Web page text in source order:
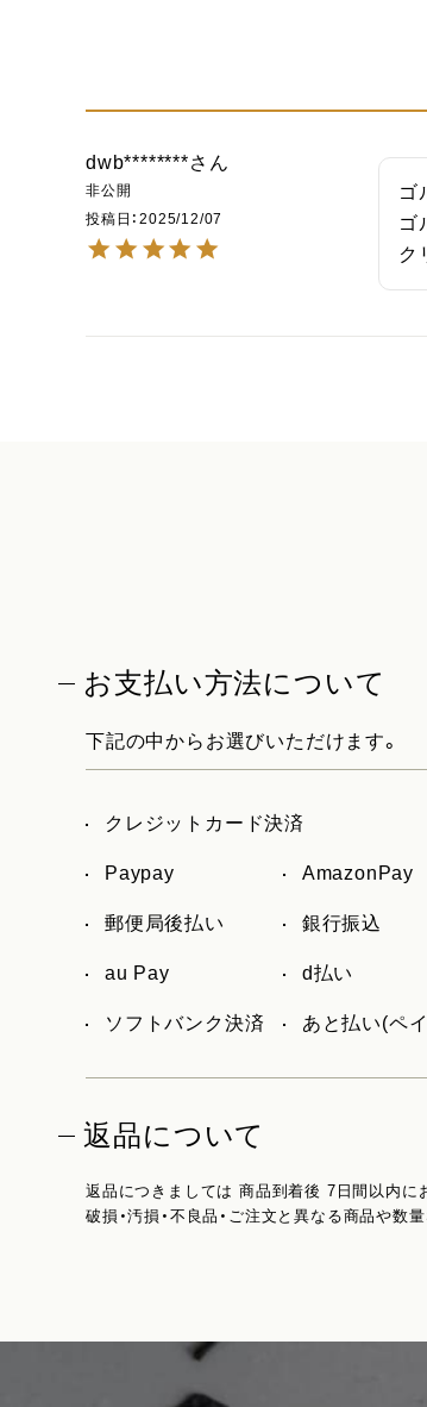
dwb********
非公開
投稿日
2025/12/07
ゴ
ゴ
ク
お支払い方法について
下記の中からお選びいただけます。
クレジットカード決済
Paypay AmazonPay
郵便局後払い 銀行振込
au Pay d払い
ソフトバンク決済 あと払い(ペ
返品について
返品につきましては 商品到着後 7日間以内に
破損・汚損・不良品・ご注文と異なる商品や数